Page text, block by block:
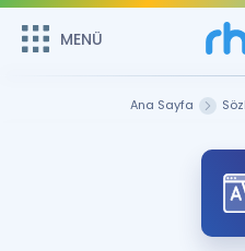
MENÜ
Sepetin
Remzi Hoca ile seni sınava
MENÜ
Ana Sayfa